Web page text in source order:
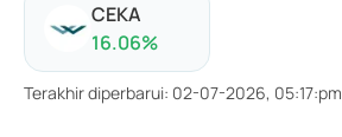
CEKA
16.06%
Terakhir diperbarui: 02-07-2026, 05:17:pm